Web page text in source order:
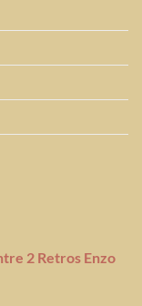
2 Retros Enzo